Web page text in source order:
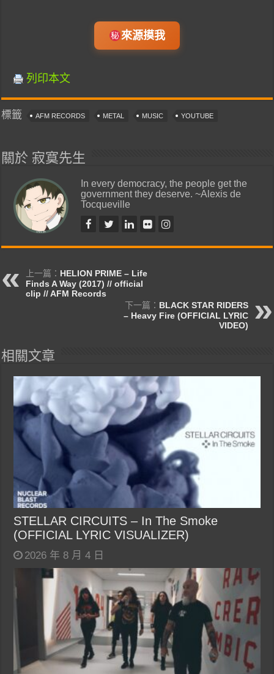
來源摸我
列印本文
標籤 AFM RECORDS METAL MUSIC YOUTUBE
關於 寂寞先生
In every democracy, the people get the
government they deserve. ~Alexis de
Tocqueville
上一篇： HELION PRIME – Life
Finds A Way (2017) // official
clip // AFM Records
下一篇： BLACK STAR RIDERS
– Heavy Fire (OFFICIAL LYRIC
VIDEO)
相關文章
STELLAR CIRCUITS – In The Smoke
(OFFICIAL LYRIC VISUALIZER)
2026 年 8 月 4 日